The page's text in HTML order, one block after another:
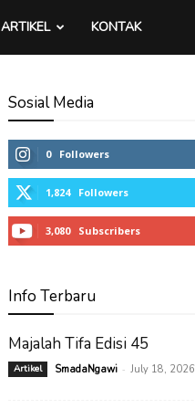
ARTIKEL KONTAK
Sosial Media
0 Followers
1,824 Followers
3,080 Subscribers
Info Terbaru
Majalah Tifa Edisi 45
Artikel SmadaNgawi - July 18, 2026